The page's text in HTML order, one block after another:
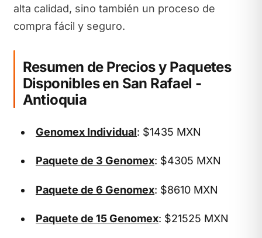
alta calidad, sino también un proceso de
compra fácil y seguro.
Resumen de Precios y Paquetes
Disponibles en San Rafael -
Antioquia
Genomex Individual: $1435 MXN
Paquete de 3 Genomex: $4305 MXN
Paquete de 6 Genomex: $8610 MXN
Paquete de 15 Genomex: $21525 MXN